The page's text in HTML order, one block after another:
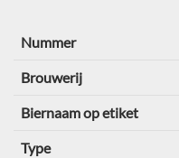
Nummer
Brouwerij
Biernaam op etiket
Type